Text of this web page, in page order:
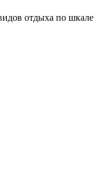
отдыха по шкале